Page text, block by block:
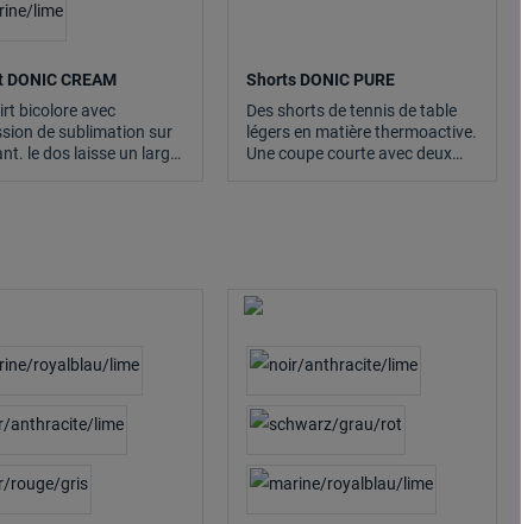
DONIC CREAM
bicolore avec
de sublimation sur
le dos laisse un large
Shorts DONIC PURE
Des shorts de tennis de table
légers en matière thermoactive.
Une coupe courte avec deux